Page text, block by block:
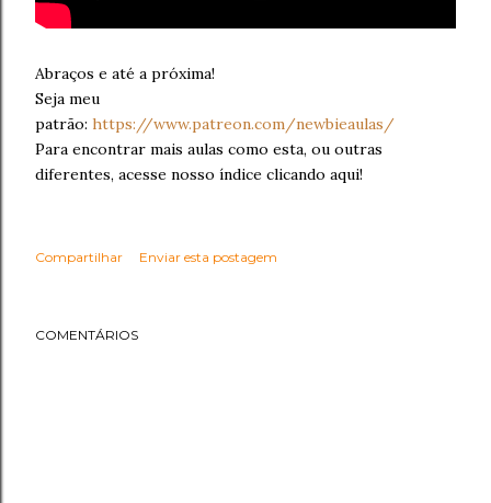
Abraços e até a próxima!
Seja meu
patrão: https://www.patreon.com/newbieaulas/
Para encontrar mais aulas como esta, ou outras
diferentes, acesse nosso índice clicando aqui!
Compartilhar Enviar esta postagem
COMENTÁRIOS